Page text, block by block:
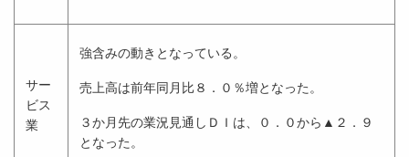
サー
ビス
業
強含みの動きとなっている。
売上高は前年同月比８．０％増となった。
３か月先の業況見通しＤＩは、０．０から▲２．９
となった。